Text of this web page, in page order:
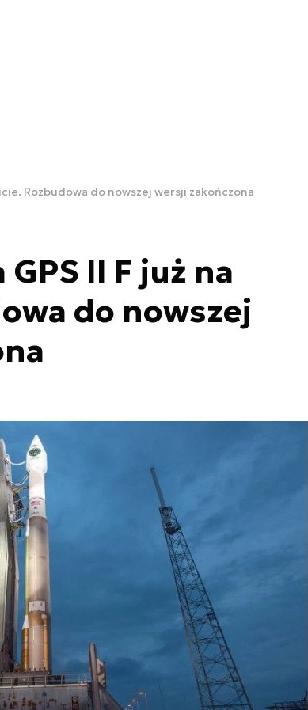
Rozbudowa do nowszej wersji zakończona
II F już na
do nowszej